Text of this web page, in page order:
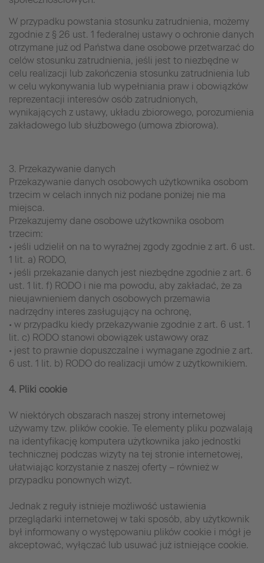
W przypadku powstania stosunku zatrudnienia, możemy
zgodnie z § 26 ust. 1 federalnej ustawy o ochronie danych
otrzymane już od Państwa dane osobowe przetwarzać do
celów stosunku zatrudnienia, jeśli jest to niezbędne w
celu realizacji lub zakończenia stosunku zatrudnienia lub
w celu wykonywania lub wypełniania praw i obowiązków
reprezentacji interesów osób zatrudnionych,
wynikających z ustawy, układu zbiorowego, porozumienia
zakładowego lub służbowego (umowa zbiorowa).
3. Przekazywanie danych
Przekazywanie danych osobowych użytkownika osobom
trzecim w celach innych niż podane poniżej nie ma
miejsca.
Przekazujemy dane osobowe użytkownika osobom
trzecim:
• jeśli udzielił on na to wyraźnej zgody zgodnie z art. 6 ust.
1 lit. a) RODO,
• jeśli przekazanie danych jest niezbędne zgodnie z art. 6
ust. 1 lit. f) RODO i nie ma powodu, aby zakładać, że za
nieujawnieniem danych osobowych przemawia
nadrzędny interes zasługujący na ochronę,
• w przypadku kiedy przekazywanie zgodnie z art. 6 ust. 1
lit. c) RODO stanowi obowiązek ustawowy oraz
• jest to prawnie dopuszczalne i wymagane zgodnie z art.
6 ust. 1 lit. b) RODO do realizacji umów z użytkownikiem.
4. Pliki cookie
W niektórych obszarach naszej strony internetowej
używamy tzw. plików cookie. Te elementy pliku pozwalają
na identyfikację komputera użytkownika jako jednostki
technicznej podczas wizyty na tej stronie internetowej,
ułatwiając korzystanie z naszej oferty – również w
przypadku ponownych wizyt.
Jednak z reguły istnieje możliwość ustawienia
przeglądarki internetowej w taki sposób, aby użytkownik
był informowany o występowaniu plików cookie i mógł je
akceptować, wyłączać lub usuwać już istniejące cookie.